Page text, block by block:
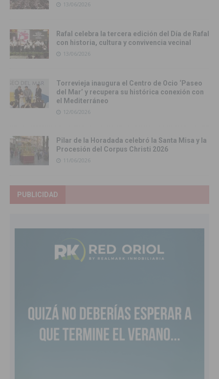
13/06/2026
Rafal celebra la tercera edición del Día de Rafal
con historia, cultura y convivencia vecinal
13/06/2026
Torrevieja inaugura el Centro de Ocio ‘Paseo
del Mar’ y recupera su histórica conexión con
el Mediterráneo
12/06/2026
Pilar de la Horadada celebró la Santa Misa y la
Procesión del Corpus Christi 2026
11/06/2026
PUBLICIDAD